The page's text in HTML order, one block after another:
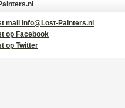
mail info@Lost-Painters.nl
op Facebook
op Twitter